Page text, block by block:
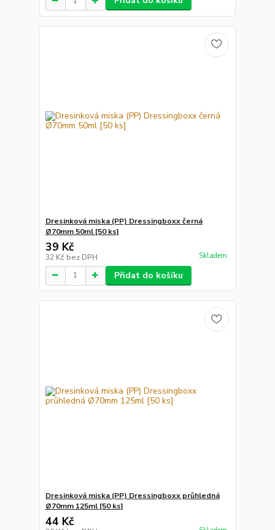
Dresinková miska (PP) Dressingboxx černá
Ø70mm 50ml [50 ks]
39 Kč
32 Kč bez DPH Skladem
Přidat do košíku
Dresinková miska (PP) Dressingboxx průhledná
Ø70mm 125ml [50 ks]
44 Kč